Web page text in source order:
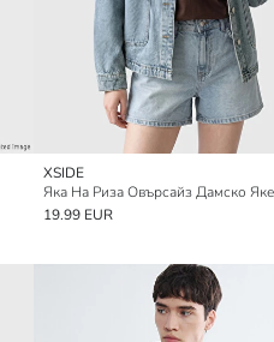
XSIDE
19.99 EUR